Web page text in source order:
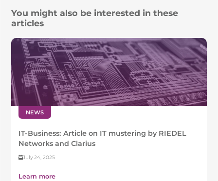
You might also be interested in these
articles
NEWS
IT-Business: Article on IT mustering by RIEDEL
Networks and Clarius
July 24, 2025
Learn more